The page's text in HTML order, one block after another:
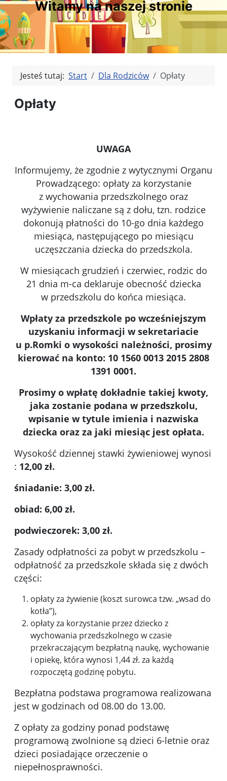
Witamy na naszej stronie
Jesteś tutaj: Start Dla Rodziców Opłaty
Opłaty
UWAGA
Informujemy, że zgodnie z wytycznymi Organu
Prowadzącego: opłaty za korzystanie
z wychowania przedszkolnego oraz
wyżywienie naliczane są z dołu, tzn. rodzice
dokonują płatności do 10-go dnia każdego
miesiąca, następującego po miesiącu
uczęszczania dziecka do przedszkola.
W miesiącach grudzień i czerwiec, rodzic do
21 dnia m-ca deklaruje obecność dziecka
w przedszkolu do końca miesiąca.
Wpłaty za przedszkole po wcześniejszym
uzyskaniu informacji w sekretariacie
u p.Romki o wysokości należności, prosimy
kierować na konto: 10 1560 0013 2015 2808
1391 0001.
Prosimy o wpłatę dokładnie takiej kwoty,
jaka zostanie podana w przedszkolu,
wpisanie w tytule imienia i nazwiska
dziecka oraz za jaki miesiąc jest opłata.
Wysokość dziennej stawki żywieniowej wynosi
: 12,00 zł.
śniadanie: 3,00 zł.
obiad: 6,00 zł.
podwieczorek: 3,00 zł.
Zasady odpłatności za pobyt w przedszkolu –
odpłatność za przedszkole składa się z dwóch
części:
opłaty za żywienie (koszt surowca tzw. „wsad do
kotła”),
opłaty za korzystanie przez dziecko z
wychowania przedszkolnego w czasie
przekraczającym bezpłatną naukę, wychowanie
i opiekę, która wynosi 1,44 zł. za każdą
rozpoczętą godzinę pobytu.
Bezpłatna podstawa programowa realizowana
jest w godzinach od 08.00 do 13.00.
Z opłaty za godziny ponad podstawę
programową zwolnione są dzieci 6-letnie oraz
dzieci posiadające orzeczenie o
niepełnosprawności.